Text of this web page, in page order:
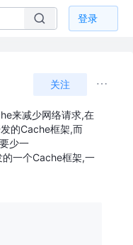
登录
关注
来减少网络请求,在
的Cache框架,而
少一
一个Cache框架,一